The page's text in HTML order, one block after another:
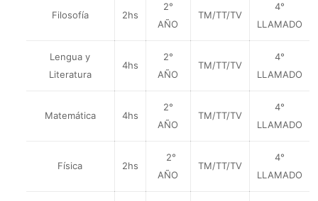
Filosofía 2hs
2°
AÑO
TM/TT/TV
4°
LLAMADO
Lengua y
Literatura
4hs
2°
AÑO
TM/TT/TV
4°
LLAMADO
Matemática 4hs
2°
AÑO
TM/TT/TV
4°
LLAMADO
Física 2hs
2°
AÑO
TM/TT/TV
4°
LLAMADO